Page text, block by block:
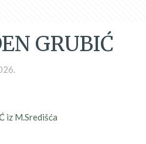
GRUBIĆ
iz M.Središća